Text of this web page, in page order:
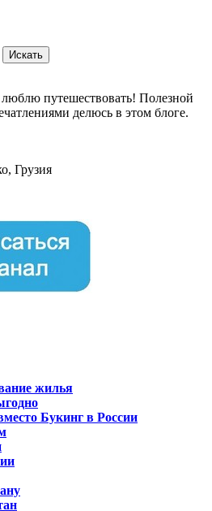
путешествовать! Полезной
делюсь в этом блоге.
Грузия
жилья
Букинг в России